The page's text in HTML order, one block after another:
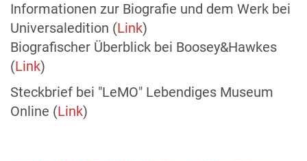
Informationen zur Biografie und dem Werk bei
Universaledition (Link)
Biografischer Überblick bei Boosey&Hawkes
(Link)
Steckbrief bei "LeMO" Lebendiges Museum
Online (Link)